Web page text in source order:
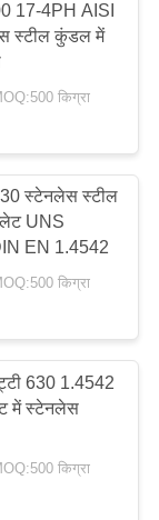
17-4PH AISI
स्टील कुंडल में
किग्रा
स्टेनलेस स्टील
UNS
EN 1.4542
किग्रा
630 1.4542
में स्टेनलेस
किग्रा